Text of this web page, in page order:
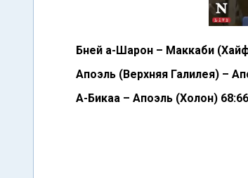
Бней а-Шарон – Маккаби
Апоэль (Верхняя Галилея) –
А-Бикаа – Апоэль (Холон) 68:66